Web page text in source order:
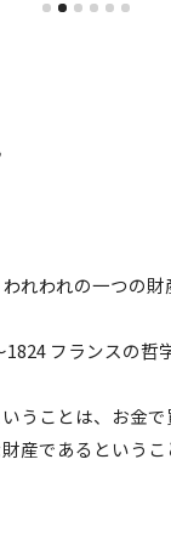
れわれの一つの財
1824 フランスの哲
うことは、お金
産であるというこ